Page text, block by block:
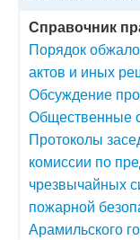
Справочник
Порядок
актов и иных
Обсуждение
Общественные
Протоколы
комиссии по
чрезвычайных
пожарной
Арамильского